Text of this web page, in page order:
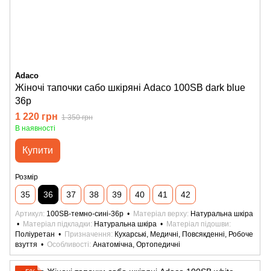
Adaco
Жіночі тапочки сабо шкіряні Adaco 100SB dark blue
36р
1 220 грн 1 350 грн
В наявності
Купити
Розмір
35 36 37 38 39 40 41 42
Артикул 100SB-темно-сині-36р Матеріал верху Натуральна шкіра
Матеріал підкладки
Натуральна шкіра
Матеріал підошви
Поліуретан
Призначення
Кухарські, Медичні, Повсякденні, Робоче
взуття
Особливості Анатомічна, Ортопедичні